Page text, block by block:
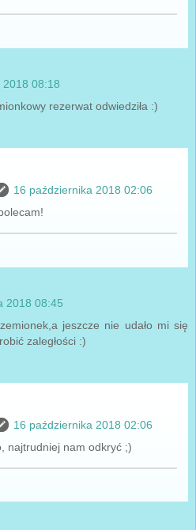
2018 08:18
rezerwat odwiedziła :)
16 października 2018 02:06
2018 08:45
jeszcze nie udało mi się
zaległości :)
16 października 2018 02:06
najtrudniej nam odkryć ;)